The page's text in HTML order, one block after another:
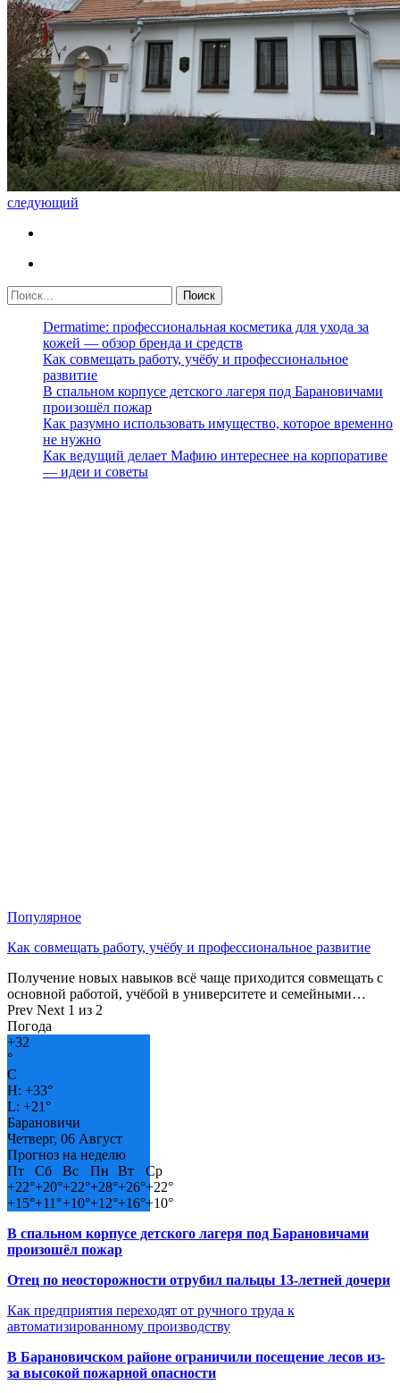
следующий
Dermatime: профессиональная косметика для ухода за
кожей — обзор бренда и средств
Как совмещать работу, учёбу и профессиональное
развитие
В спальном корпусе детского лагеря под Барановичами
произошёл пожар
Как разумно использовать имущество, которое временно
не нужно
Как ведущий делает Мафию интереснее на корпоративе
— идеи и советы
Популярное
Как совмещать работу, учёбу и профессиональное развитие
Получение новых навыков всё чаще приходится совмещать с
основной работой, учёбой в университете и семейными…
Prev Next 1 из 2
Погода
+32
°
C
H: +33°
L: +21°
Барановичи
Четверг, 06 Август
Прогноз на неделю
Пт
Сб Вс Пн Вт
Ср
+22°+20°+22°+28°+26°+22°
+15°+11°+10°+12°+16°+10°
В спальном корпусе детского лагеря под Барановичами
произошёл пожар
Отец по неосторожности отрубил пальцы 13-летней дочери
Как предприятия переходят от ручного труда к
автоматизированному производству
В Барановичском районе ограничили посещение лесов из-
за высокой пожарной опасности